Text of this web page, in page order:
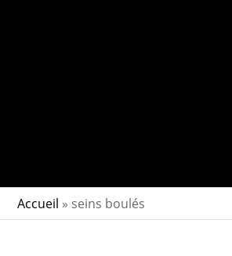
Accueil » seins boulés